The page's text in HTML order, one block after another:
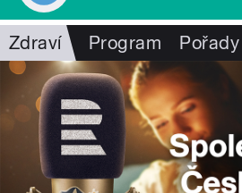
Zdraví Program Pořady